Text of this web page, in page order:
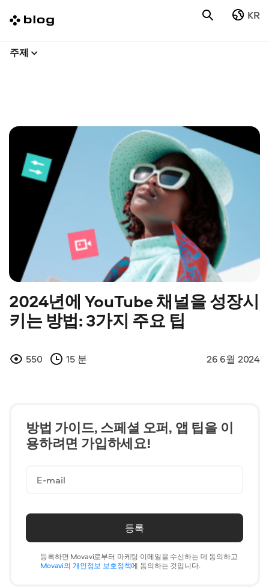
KR
주제
2024년에 YouTube 채널을 성장시
키는 방법: 3가지 주요 팁
550 15 분 26 6월 2024
방법 가이드, 스페셜 오퍼, 앱 팁을 이
용하려면 가입하세요!
등록
등록하면 Movavi로부터 마케팅 이메일을 수신하는 데 동의하고
Movavi의 개인정보 보호정책에 동의하는 것입니다.